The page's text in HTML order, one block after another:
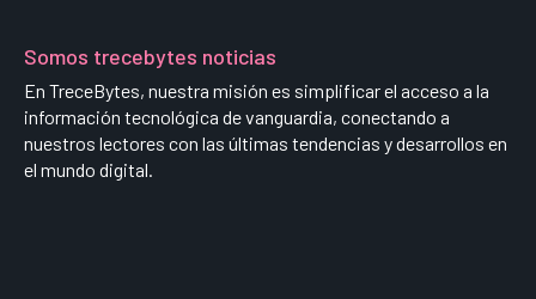
Somos trecebytes noticias
En TreceBytes, nuestra misión es simplificar el acceso a la
información tecnológica de vanguardia, conectando a
nuestros lectores con las últimas tendencias y desarrollos en
el mundo digital.